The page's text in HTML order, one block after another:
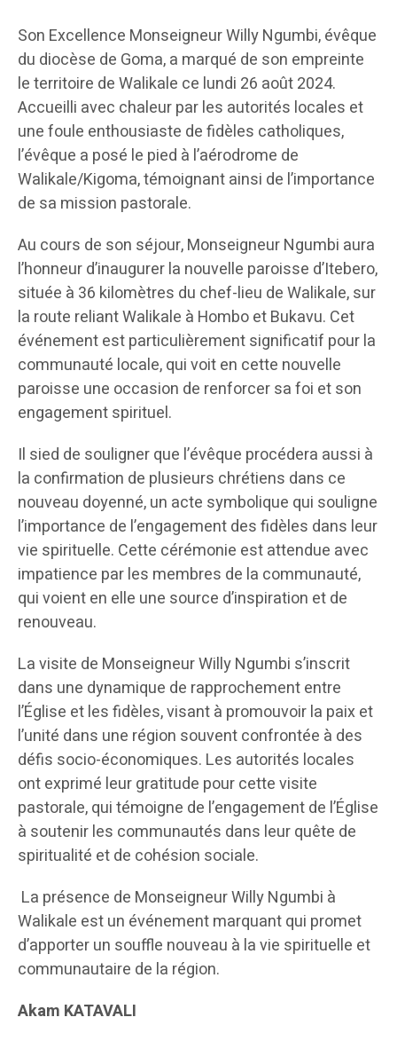
Son Excellence Monseigneur Willy Ngumbi, évêque
du diocèse de Goma, a marqué de son empreinte
le territoire de Walikale ce lundi 26 août 2024.
Accueilli avec chaleur par les autorités locales et
une foule enthousiaste de fidèles catholiques,
l’évêque a posé le pied à l’aérodrome de
Walikale/Kigoma, témoignant ainsi de l’importance
de sa mission pastorale.
Au cours de son séjour, Monseigneur Ngumbi aura
l’honneur d’inaugurer la nouvelle paroisse d’Itebero,
située à 36 kilomètres du chef-lieu de Walikale, sur
la route reliant Walikale à Hombo et Bukavu. Cet
événement est particulièrement significatif pour la
communauté locale, qui voit en cette nouvelle
paroisse une occasion de renforcer sa foi et son
engagement spirituel.
Il sied de souligner que l’évêque procédera aussi à
la confirmation de plusieurs chrétiens dans ce
nouveau doyenné, un acte symbolique qui souligne
l’importance de l’engagement des fidèles dans leur
vie spirituelle. Cette cérémonie est attendue avec
impatience par les membres de la communauté,
qui voient en elle une source d’inspiration et de
renouveau.
La visite de Monseigneur Willy Ngumbi s’inscrit
dans une dynamique de rapprochement entre
l’Église et les fidèles, visant à promouvoir la paix et
l’unité dans une région souvent confrontée à des
défis socio-économiques. Les autorités locales
ont exprimé leur gratitude pour cette visite
pastorale, qui témoigne de l’engagement de l’Église
à soutenir les communautés dans leur quête de
spiritualité et de cohésion sociale.
La présence de Monseigneur Willy Ngumbi à
Walikale est un événement marquant qui promet
d’apporter un souffle nouveau à la vie spirituelle et
communautaire de la région.
Akam KATAVALI